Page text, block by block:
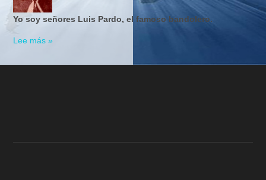
Yo soy señores Luis Pardo, el famoso bandolero.
Lee más »